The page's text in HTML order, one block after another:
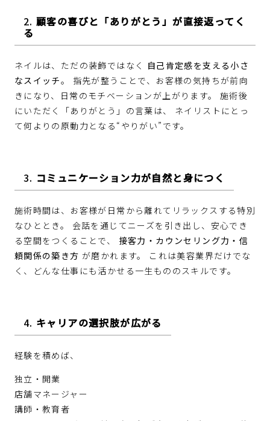
2. 顧客の喜びと「ありがとう」が直接返ってく
る
ネイルは、ただの装飾ではなく 自己肯定感を支える小さ
なスイッチ。 指先が整うことで、お客様の気持ちが前向
きになり、日常のモチベーションが上がります。 施術後
にいただく「ありがとう」の言葉は、 ネイリストにとっ
て何よりの原動力となる“やりがい”です。
3. コミュニケーション力が自然と身につく
施術時間は、お客様が日常から離れてリラックスする特別
なひととき。 会話を通じてニーズを引き出し、安心でき
る空間をつくることで、 接客力・カウンセリング力・信
頼関係の築き方 が磨かれます。 これは美容業界だけでな
く、どんな仕事にも活かせる一生もののスキルです。
4. キャリアの選択肢が広がる
経験を積めば、
独立・開業
店舗マネージャー
講師・教育者